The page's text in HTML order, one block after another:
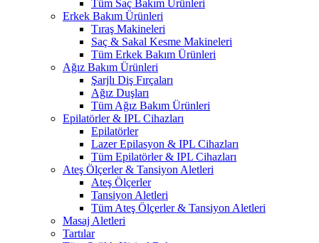
Tüm Saç Bakım Ürünleri
Erkek Bakım Ürünleri
Tıraş Makineleri
Saç & Sakal Kesme Makineleri
Tüm Erkek Bakım Ürünleri
Ağız Bakım Ürünleri
Şarjlı Diş Fırçaları
Ağız Duşları
Tüm Ağız Bakım Ürünleri
Epilatörler & IPL Cihazları
Epilatörler
Lazer Epilasyon & IPL Cihazları
Tüm Epilatörler & IPL Cihazları
Ateş Ölçerler & Tansiyon Aletleri
Ateş Ölçerler
Tansiyon Aletleri
Tüm Ateş Ölçerler & Tansiyon Aletleri
Masaj Aletleri
Tartılar